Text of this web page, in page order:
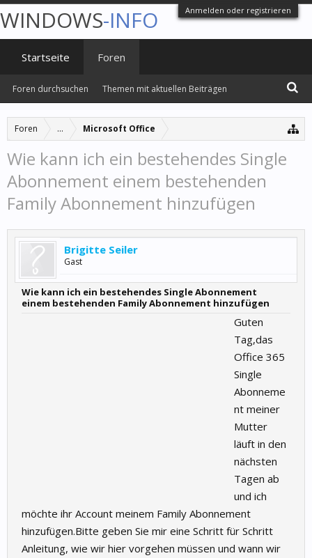
Anmelden oder registrieren
Foren ... Microsoft Office
Wie kann ich ein bestehendes Single
Abonnement einem bestehenden
Family Abonnement hinzufügen
Brigitte Seiler
Gast
Wie kann ich ein bestehendes Single Abonnement
einem bestehenden Family Abonnement hinzufügen
Guten
Tag,das
Office 365
Single
Abonneme
nt meiner
Mutter
läuft in den
nächsten
Tagen ab
und ich
möchte ihr Account meinem Family Abonnement
hinzufügen.Bitte geben Sie mir eine Schritt für Schritt
Anleitung, wie wir hier vorgehen müssen und wann wir
WINDOWS-INFO
Startseite Foren
Foren durchsuchen Themen mit aktuellen Beiträgen